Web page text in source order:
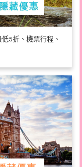
5折、機票行程、